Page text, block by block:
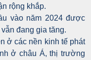
rộng khắp.
vào năm 2024 được
đang gia tăng.
ở các nền kinh tế phát
ở châu Á, thị trường